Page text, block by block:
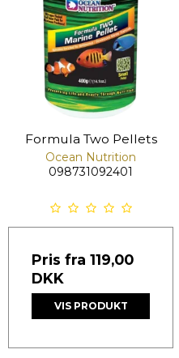
Formula Two Pellets
Ocean Nutrition
098731092401
Pris fra 119,00
DKK
VIS PRODUKT